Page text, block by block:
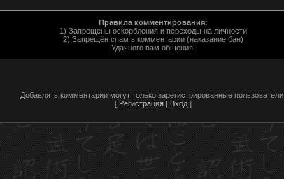
Правила комментирования:
1) Запрещены оскорбления и переходы на личности
2) Запрещён спам в комментарии (наказание бан)
Удачного вам общения!
Добавлять комментарии могут только зарегистрированные пользователи.
[ Регистрация| Вход]